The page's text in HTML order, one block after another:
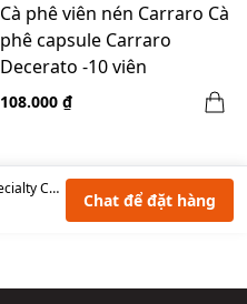
Cà phê viên nén Carraro Cà
phê capsule Carraro
Decerato -10 viên
NESPRESSO®(60A+40R)
108.000 ₫
Combo Quà Tặng Premium Specialty Coffee - Deluxe
Chat để đặt hàng